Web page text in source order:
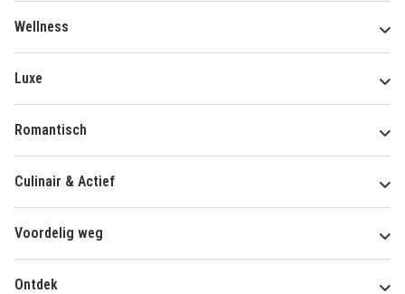
Wellness
Luxe
Romantisch
Culinair & Actief
Voordelig weg
Ontdek